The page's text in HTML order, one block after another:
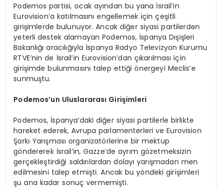
Podemos partisi, ocak ayından bu yana İsrail’in
Eurovision’a katılmasını engellemek için çeşitli
girişimlerde bulunuyor. Ancak diğer siyasi partilerden
yeterli destek alamayan Podemos, İspanya Dışişleri
Bakanlığı aracılığıyla İspanya Radyo Televizyon Kurumu
RTVE’nin de İsrail’in Eurovision’dan çıkarılması için
girişimde bulunmasını talep ettiği önergeyi Meclis’e
sunmuştu.
Podemos’un Uluslararası Girişimleri
Podemos, İspanya’daki diğer siyasi partilerle birlikte
hareket ederek, Avrupa parlamenterleri ve Eurovision
Şarkı Yarışması organizatörlerine bir mektup
göndererek İsrail’in, Gazze’de ayrım gözetmeksizin
gerçekleştirdiği saldırılardan dolayı yarışmadan men
edilmesini talep etmişti. Ancak bu yöndeki girişimleri
şu ana kadar sonuç vermemişti.